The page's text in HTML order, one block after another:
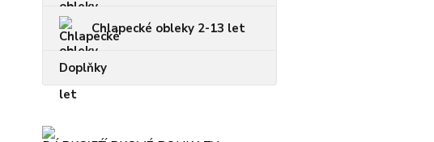
Chlapecké obleky 2-13 let
Doplňky